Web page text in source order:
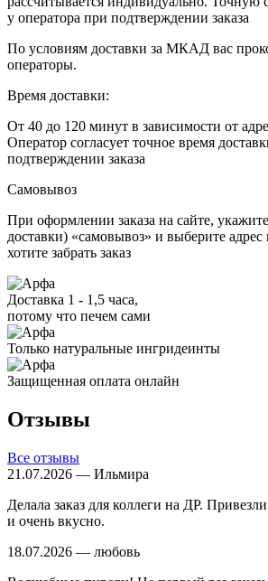
у оператора при подтверждении заказа
По условиям доставки за МКАД вас
операторы.
Время доставки:
От 40 до 120 минут в зависимости от
Оператор согласует точное время
подтверждении заказа
Самовывоз
При оформлении заказа на сайте,
доставки) «самовывоз» и выберите адрес
хотите забрать заказ
Доставка 1 - 1,5 часа,
потому что печем сами
Только натуральные ингридеинты
Защищенная оплата онлайн
Отзывы
Все отзывы
21.07.2026 — Ильмира
Делала заказ для коллеги на ДР.
и очень вкусно.
18.07.2026 — любовь